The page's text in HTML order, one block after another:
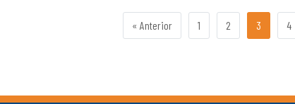
« Anterior 1 2 3 4